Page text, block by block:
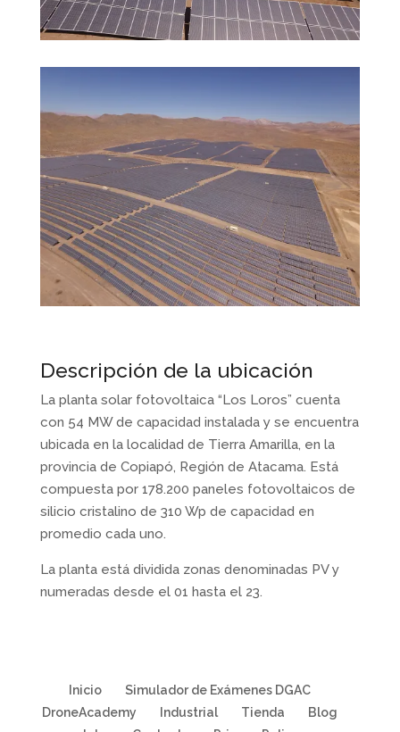
Descripción de la ubicación
La planta solar fotovoltaica “Los Loros” cuenta
con 54 MW de capacidad instalada y se encuentra
ubicada en la localidad de Tierra Amarilla, en la
provincia de Copiapó, Región de Atacama. Está
compuesta por 178.200 paneles fotovoltaicos de
silicio cristalino de 310 Wp de capacidad en
promedio cada uno.
La planta está dividida zonas denominadas PV y
numeradas desde el 01 hasta el 23.
Inicio
Simulador de Exámenes DGAC
DroneAcademy
Industrial Tienda
Blog